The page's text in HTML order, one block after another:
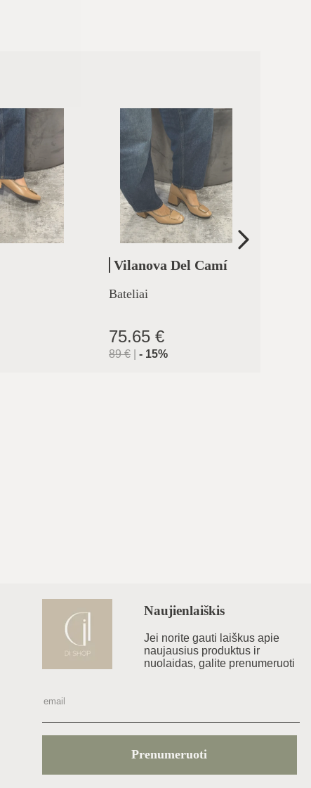
Vilanova Del Camí
Bateliai
75.65 €
89€ - 15%
Naujienlaiškis
Jei norite gauti laiškus apie
naujausius produktus ir
nuolaidas, galite prenumeruoti
Prenumeruoti